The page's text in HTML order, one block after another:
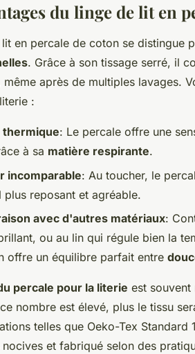
du linge de lit en
en percale de coton se distingue
. Grâce à son tissage serré, il
même après de multiples lavages.
:
: Le percale offre une
à sa matière respirante.
incomparable: Au toucher, le
plus reposant et agréable.
avec d'autres matériaux:
ou au lin qui régule bien la
offre un équilibre parfait entre
percale pour la literie est
nombre est élevé, plus le tissu
telles que Oeko-Tex Standard
nocives et fabriqué selon des